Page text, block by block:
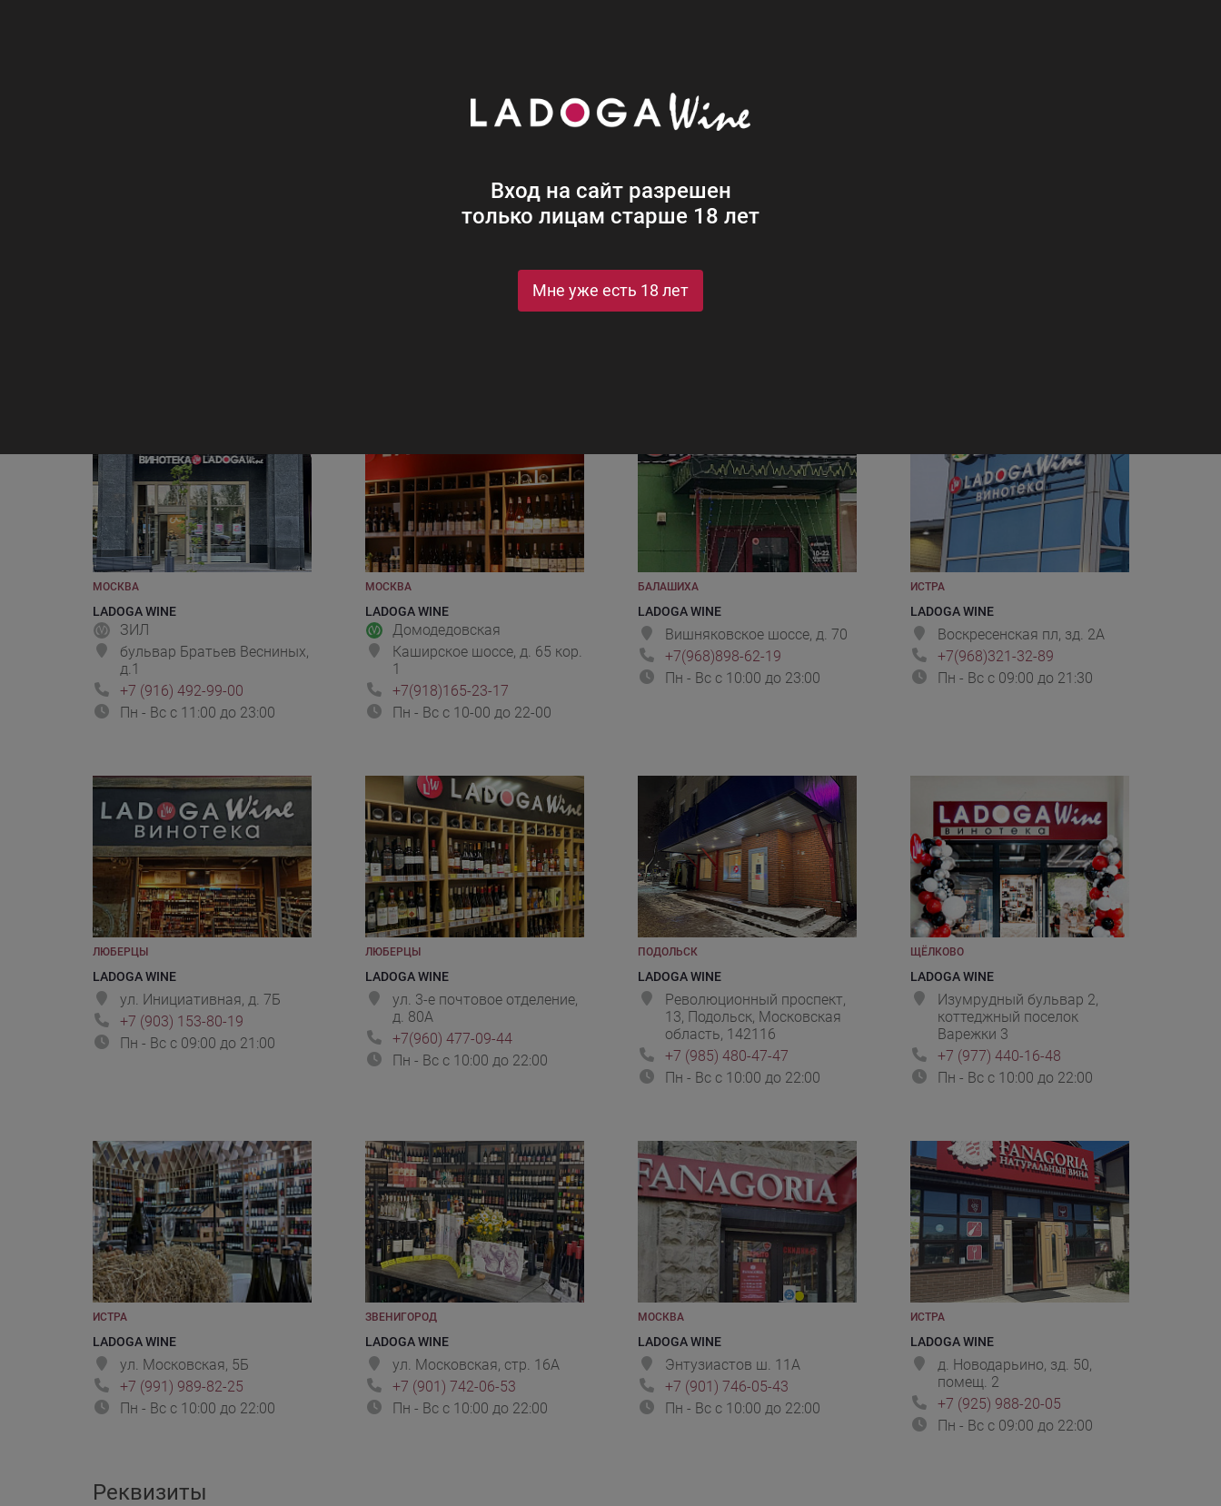
Вход на сайт разрешен
только лицам старше 18 лет
Мне уже есть 18 лет
МОСКВА
LADOGA WINE
ЗИЛ
бульвар Братьев Весниных,
д.1
+7 (916) 492-99-00
Пн - Вс с 11:00 до 23:00
МОСКВА
LADOGA WINE
Домодедовская
Каширское шоссе, д. 65 кор.
1
+7(918)165-23-17
Пн - Вс с 10-00 до 22-00
БАЛАШИХА
LADOGA WINE
Вишняковское шоссе, д. 70
+7(968)898-62-19
Пн - Вс с 10:00 до 23:00
ИСТРА
LADOGA WINE
Воскресенская пл, зд. 2А
+7(968)321-32-89
Пн - Вс с 09:00 до 21:30
ЛЮБЕРЦЫ
LADOGA WINE
ул. Инициативная, д. 7Б
+7 (903) 153-80-19
Пн - Вс с 09:00 до 21:00
ЛЮБЕРЦЫ
LADOGA WINE
ул. 3-е почтовое отделение,
д. 80А
+7(960) 477-09-44
Пн - Вс с 10:00 до 22:00
ПОДОЛЬСК
LADOGA WINE
Революционный проспект,
13, Подольск, Московская
область, 142116
+7 (985) 480-47-47
Пн - Вс с 10:00 до 22:00
ЩЁЛКОВО
LADOGA WINE
Изумрудный бульвар 2,
коттеджный поселок
Варежки 3
+7 (977) 440-16-48
Пн - Вс с 10:00 до 22:00
ИСТРА
LADOGA WINE
ул. Московская, 5Б
+7 (991) 989-82-25
Пн - Вс с 10:00 до 22:00
ЗВЕНИГОРОД
LADOGA WINE
ул. Московская, стр. 16А
+7 (901) 742-06-53
Пн - Вс с 10:00 до 22:00
МОСКВА
LADOGA WINE
Энтузиастов ш. 11А
+7 (901) 746-05-43
Пн - Вс с 10:00 до 22:00
ИСТРА
LADOGA WINE
д. Новодарьино, зд. 50,
помещ. 2
+7 (925) 988-20-05
Пн - Вс с 09:00 до 22:00
Реквизиты